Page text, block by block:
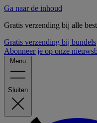
Ga naar de inhoud
Gratis verzending bij alle
Gratis verzending bij bundels
Abonneer je op onze
Menu
Sluiten